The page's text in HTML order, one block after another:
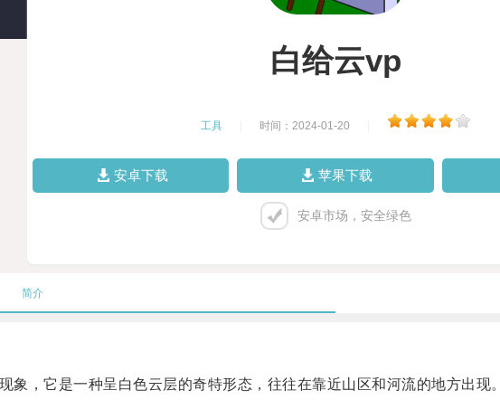
白给云vp
工具 时间：2024-01-20
安卓下载 苹果下载
安卓市场，安全绿色
简介
，它是一种呈白色云层的奇特形态，往往在靠近山区和河流的地方出现。